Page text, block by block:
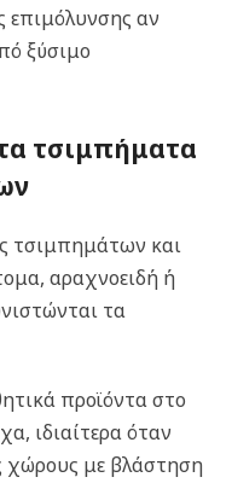
επιμόλυνσης αν
ξύσιμο
τσιμπήματα
τσιμπημάτων και
αραχνοειδή ή
τα
προϊόντα στο
ιδιαίτερα όταν
χώρους με βλάστηση